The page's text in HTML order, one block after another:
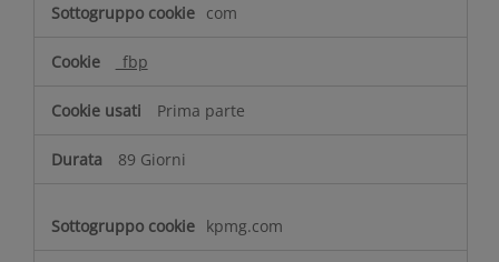
com
_fbp
Prima parte
89 Giorni
kpmg.com